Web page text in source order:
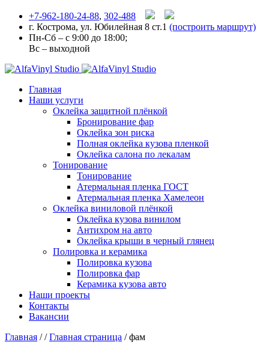
+7-962-180-24-88, 302-488
г. Кострома, ул. Юбилейная 8 ст.1 (построить маршрут)
Пн-Сб – с 9:00 до 18:00;
Вс – выходной
Главная
Наши услуги
Оклейка защитной плёнкой
Бронирование фар
Оклейка зон риска
Полная оклейка кузова пленкой
Оклейка салона по лекалам
Тонирование
Тонирование
Атермальная пленка ГОСТ
Атермальная пленка Хамелеон
Оклейка виниловой плёнкой
Оклейка кузова винилом
Антихром на авто
Оклейка крыши в черный глянец
Полировка и керамика
Полировка кузова
Полировка фар
Керамика кузова авто
Наши проекты
Контакты
Вакансии
Главная //Главная страница /фам